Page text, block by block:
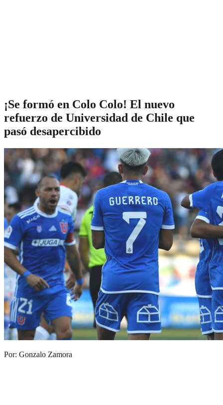
¡Se formó en Colo Colo! El nuevo
refuerzo de Universidad de Chile que
pasó desapercibido
Por: Gonzalo Zamora